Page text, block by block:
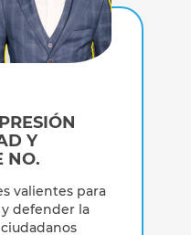
Y
NO.
valientes para
defender la